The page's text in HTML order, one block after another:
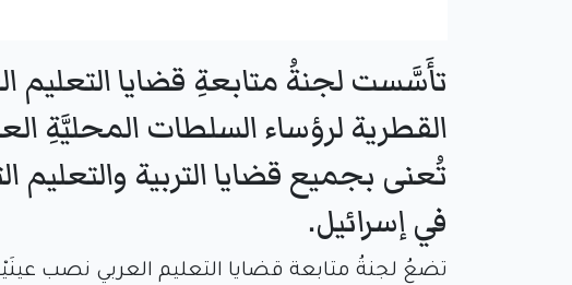
القطرية لرؤساء السلطات المحليَّةِ
تُعنى بجميع قضايا التربية
في إسرائيل.
تضعُ لجنةُ متابعة قضايا التعليم العربي نصب